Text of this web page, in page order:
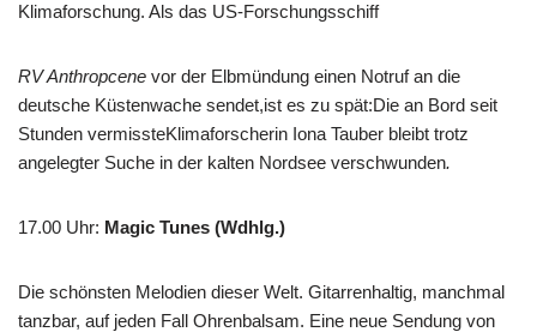
Klimaforschung. Als das US-Forschungsschiff
RV Anthropcene vor der Elbmündung einen Notruf an die
deutsche Küstenwache sendet,ist es zu spät:Die an Bord seit
Stunden vermissteKlimaforscherin Iona Tauber bleibt trotz
angelegter Suche in der kalten Nordsee verschwunden.
17.00 Uhr: Magic Tunes (Wdhlg.)
Die schönsten Melodien dieser Welt. Gitarrenhaltig, manchmal
tanzbar, auf jeden Fall Ohrenbalsam. Eine neue Sendung von